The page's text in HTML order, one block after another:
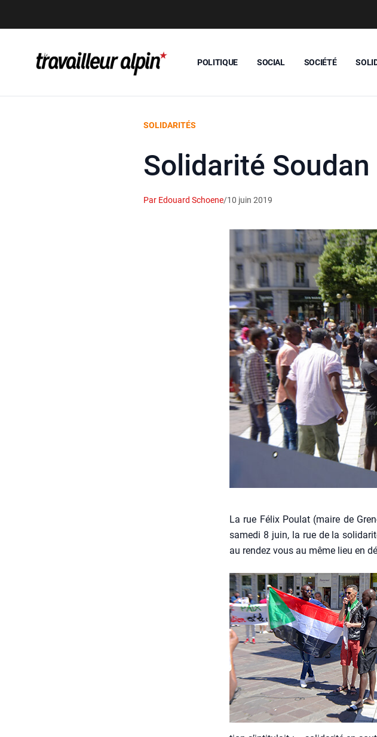
POLITIQUE SOCIAL SOCIÉTÉ
SOLIDARITÉS
Solidarité Soudan
Par Edouard Schoene/10 juin 2019
La rue Félix Pou­lat (maire de
same­di 8 juin, la rue de la
au ren­dez vous au même lieu en